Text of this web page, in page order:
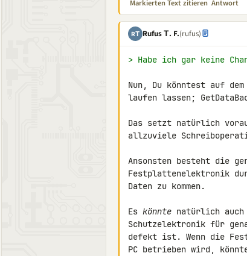
Markierten Text zitieren Antwort
RΤ Rufus Τ. F.(rufus)
> Habe ich gar keine
Nun, Du könntest auf
laufen lassen;
Das setzt natürlich
allzuviele
Ansonsten besteht die
Festplattenelektronik
Daten zu kommen.
Es könnte natürlich auch
Schutzelektronik für
defekt ist. Wenn die
PC betrieben wird,